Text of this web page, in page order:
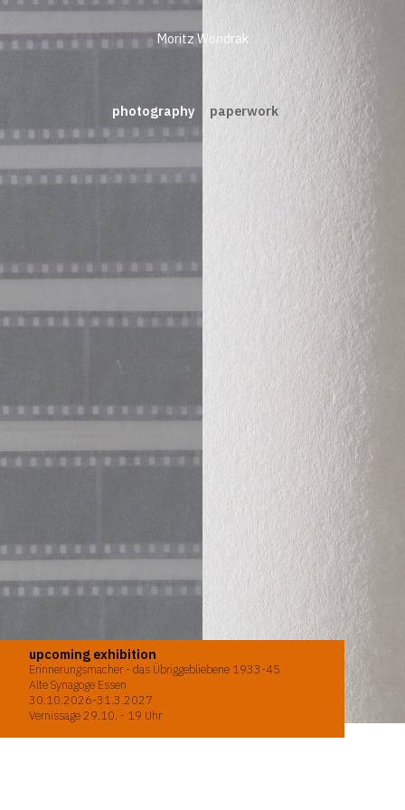
Moritz Wondrak
photography paperwork
upcoming exhibition
Erinnerungsmacher - das Übriggebliebene 1933-45
Alte Synagoge Essen
30.10.2026-31.3.2027
Vernissage 29.10. - 19 Uhr